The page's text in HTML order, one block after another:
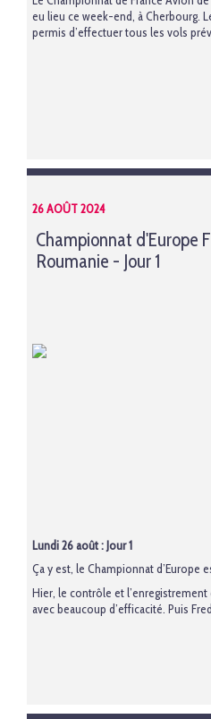
eu lieu ce week-end, à Cherbourg.
permis d’effectuer tous les vols
26 AOÛT 2024
Championnat d'Europe
Roumanie - Jour 1
Lundi 26 août : Jour 1
Ça y est, le Championnat d’Europe
Hier, le contrôle et
avec beaucoup d’efficacité. Puis Fred